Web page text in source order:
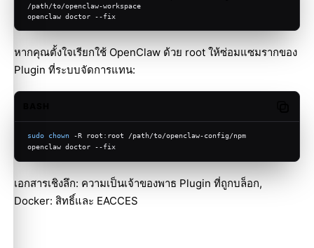
/path/to/openclaw-workspace
openclaw doctor --fix
หากคุณตั้งใจเรียกใช้ OpenClaw ด้วย root ให้ซ่อมแซมรากของ
Plugin ที่ระบบจัดการแทน:
sudo chown -R root:root /path/to/openclaw-config/npm
openclaw doctor --fix
เอกสารเชิงลึก: ความเป็นเจ้าของพาธ Plugin ที่ถูกบล็อก,
Docker: สิทธิ์และ EACCES